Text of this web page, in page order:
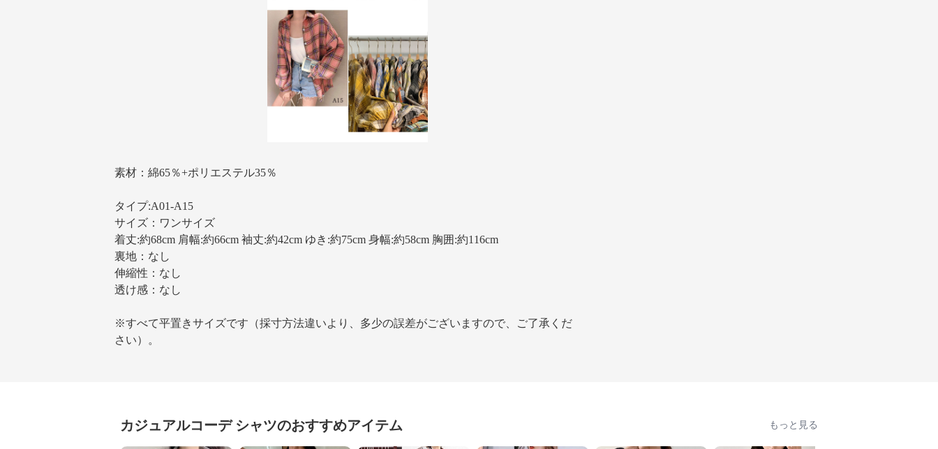
素材：綿65％+ポリエステル35％
タイプ:A01-A15
サイズ：ワンサイズ
着丈:約68cm 肩幅:約66cm 袖丈:約42cm ゆき:約75cm 身幅:約58cm 胸囲:約116cm
裏地：なし
伸縮性：なし
透け感：なし
※すべて平置きサイズです（採寸方法違いより、多少の誤差がございますので、ご了承くだ
さい）。
カジュアルコーデ シャツのおすすめアイテム もっと見る